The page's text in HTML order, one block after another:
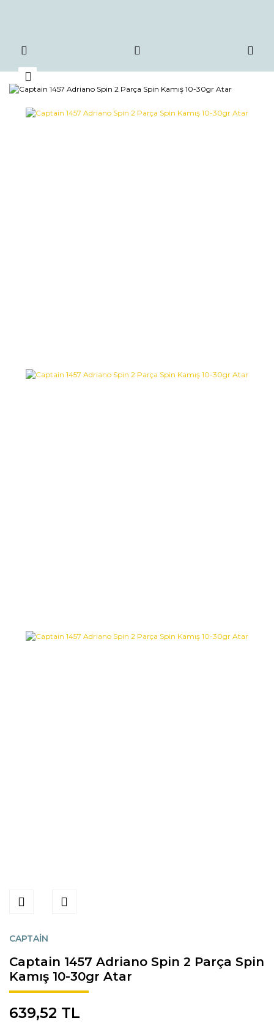
CAPTAİN
Captain 1457 Adriano Spin 2 Parça Spin
Kamış 10-30gr Atar
639,52 TL